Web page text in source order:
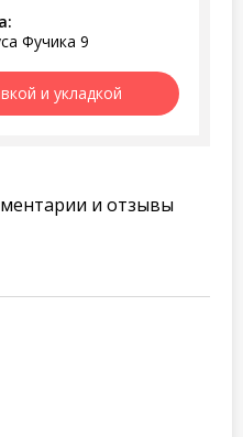
Фучика 9
и укладкой
и отзывы